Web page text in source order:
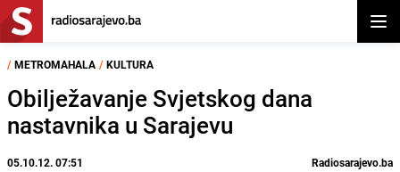
/ METROMAHALA / KULTURA
Obilježavanje Svjetskog dana
nastavnika u Sarajevu
05.10.12. 07:51 Radiosarajevo.ba